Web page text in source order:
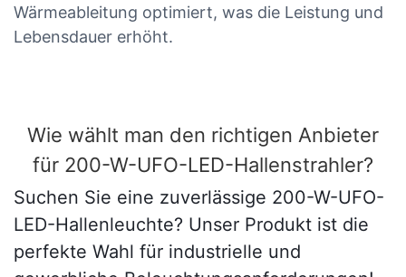
Wärmeableitung optimiert, was die Leistung und
Lebensdauer erhöht.
Wie wählt man den richtigen Anbieter
für 200-W-UFO-LED-Hallenstrahler?
Suchen Sie eine zuverlässige 200-W-UFO-
LED-Hallenleuchte? Unser Produkt ist die
perfekte Wahl für industrielle und